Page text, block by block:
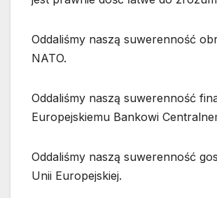
Oddaliśmy naszą suwerenność
NATO.
Oddaliśmy naszą suwerenność
Europejskiemu Bankowi
Oddaliśmy naszą suwerenność
Unii Europejskiej.